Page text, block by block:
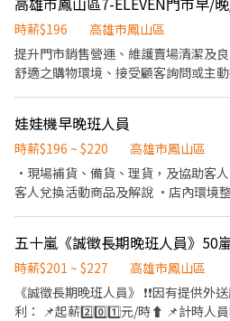
試，一起學習成長！
時薪$196
高雄市鳳山區
提升門市銷售營運、維護賣場清潔及
舒適之購物環境、接受顧客詢問或主
娃娃機早晚班人員
時薪$196 ~ $220
高雄市鳳山區
•現場補貨、備貨、理貨，及協助客
客人兌換活動商品及解說 •店內環境
誠、積極、樂觀敬業，良好服務態度
正、要有禮貌！！ ・需搬運商品到機
考量 •認真負責 謹慎細心！ 請填寫完
臨時支援安排 紅字無法配合勿投履歷
五十嵐《誠徵長期晚班人員》50
時薪$201 ~ $227
高雄市鳳山區
《誠徵長期晚班人員》 ❗️❗️因有提供外送服務❗️❗️ ❗️❗️需有駕照❗️❗️ 薪資福
利： 📌起薪2️⃣0️⃣1️⃣元/時⬆️ 📌計時人員時薪最高達2⃣️2️⃣7️⃣元/時 📌